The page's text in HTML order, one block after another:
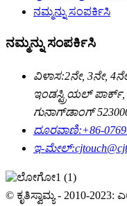
ನಮ್ಮನ್ನು ಸಂಪರ್ಕಿಸಿ
ನಮ್ಮನ್ನು ಸಂಪರ್ಕಿಸಿ
ವಿಳಾಸ:2ನೇ, 3ನೇ,
ಇಂಡಸ್ಟ್ರಿಯಲ್
ಗುನಾಗ್‌ಡಾಂಗ್
ದೂರವಾಣಿ:+86-
ಇ-ಮೇಲ್:
© ಕೃತಿಸ್ವಾಮ್ಯ - 2010-2023: